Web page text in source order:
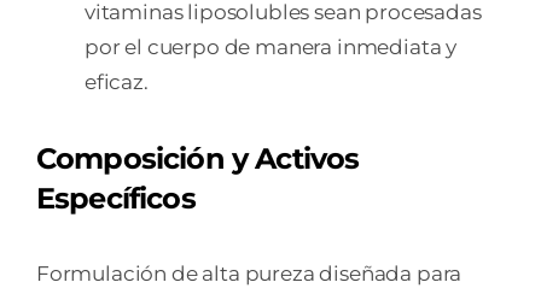
vitaminas liposolubles sean procesadas
por el cuerpo de manera inmediata y
eficaz.
Composición y Activos
Específicos
Formulación de alta pureza diseñada para